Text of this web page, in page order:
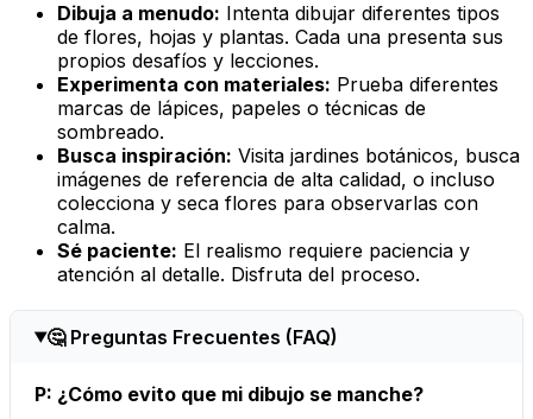
Dibuja a menudo: Intenta dibujar diferentes tipos
de flores, hojas y plantas. Cada una presenta sus
propios desafíos y lecciones.
Experimenta con materiales: Prueba diferentes
marcas de lápices, papeles o técnicas de
sombreado.
Busca inspiración: Visita jardines botánicos, busca
imágenes de referencia de alta calidad, o incluso
colecciona y seca flores para observarlas con
calma.
Sé paciente: El realismo requiere paciencia y
atención al detalle. Disfruta del proceso.
🤔 Preguntas Frecuentes (FAQ)
P: ¿Cómo evito que mi dibujo se manche?